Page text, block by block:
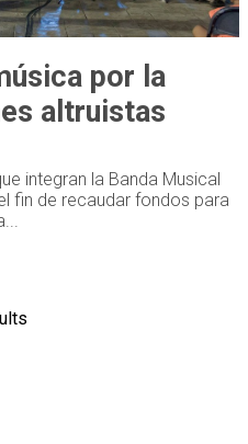
por la
altruistas
integran la Banda Musical
fin de recaudar fondos para